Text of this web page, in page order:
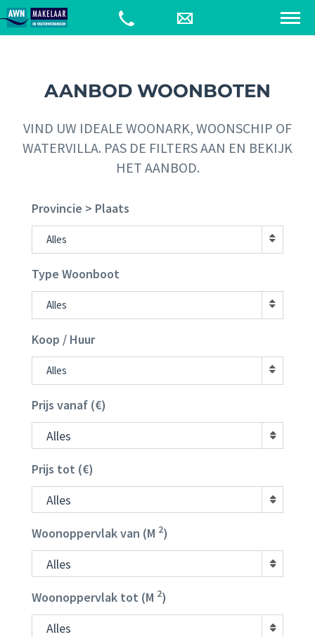
AANBOD WOONBOTEN
VIND UW IDEALE WOONARK, WOONSCHIP OF
WATERVILLA. PAS DE FILTERS AAN EN BEKIJK
HET AANBOD.
Provincie > Plaats
Alles
Type Woonboot
Alles
Koop / Huur
Alles
Prijs vanaf (€)
Alles
Prijs tot (€)
Alles
Woonoppervlak van (M 2)
Alles
Woonoppervlak tot (M 2)
Alles